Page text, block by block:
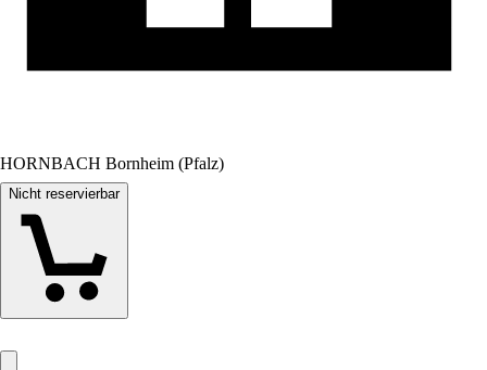
HORNBACH Bornheim (Pfalz)
Nicht reservierbar